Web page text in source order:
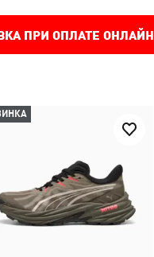
ПРИ ОПЛАТЕ ОНЛАЙН